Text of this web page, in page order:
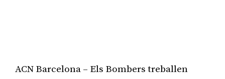
ACN Barcelona – Els Bombers treballen